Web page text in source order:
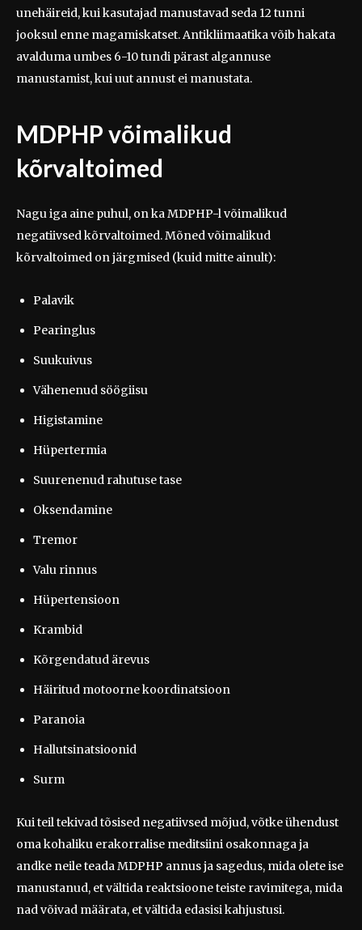
unehäireid, kui kasutajad manustavad seda 12 tunni
jooksul enne magamiskatset. Antikliimaatika võib hakata
avalduma umbes 6-10 tundi pärast algannuse
manustamist, kui uut annust ei manustata.
MDPHP võimalikud
kõrvaltoimed
Nagu iga aine puhul, on ka MDPHP-l võimalikud
negatiivsed kõrvaltoimed. Mõned võimalikud
kõrvaltoimed on järgmised (kuid mitte ainult):
Palavik
Pearinglus
Suukuivus
Vähenenud söögiisu
Higistamine
Hüpertermia
Suurenenud rahutuse tase
Oksendamine
Tremor
Valu rinnus
Hüpertensioon
Krambid
Kõrgendatud ärevus
Häiritud motoorne koordinatsioon
Paranoia
Hallutsinatsioonid
Surm
Kui teil tekivad tõsised negatiivsed mõjud, võtke ühendust
oma kohaliku erakorralise meditsiini osakonnaga ja
andke neile teada MDPHP annus ja sagedus, mida olete ise
manustanud, et vältida reaktsioone teiste ravimitega, mida
nad võivad määrata, et vältida edasisi kahjustusi.